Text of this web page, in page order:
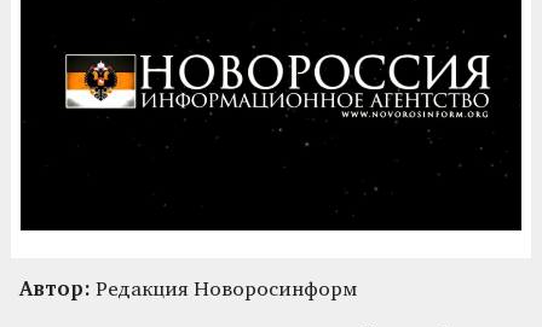
Автор: Редакция Новоросинформ